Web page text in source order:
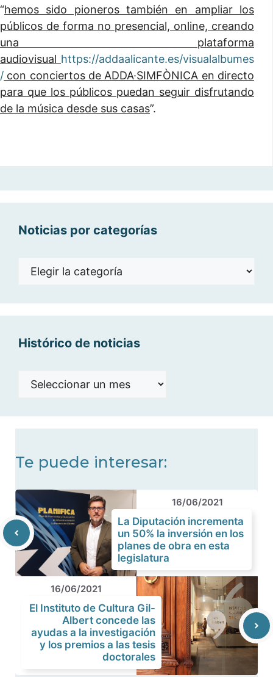
“hemos sido pioneros también en ampliar los
públicos de forma no presencial, online, creando
una plataforma
audiovisual https://addaalicante.es/visualalbumes
/ con conciertos de ADDA·SIMFÒNICA en directo
para que los públicos puedan seguir disfrutando
de la música desde sus casas”.
Noticias por categorías
Noticias
Histórico de noticias
Histórico
Te puede interesar:
16/06/2021
La Diputación incrementa
un 50% la inversión en los
planes de obra en esta
legislatura
16/06/2021
El Instituto de Cultura Gil-
Albert concede las
ayudas a la investigación
y los premios a las tesis
doctorales